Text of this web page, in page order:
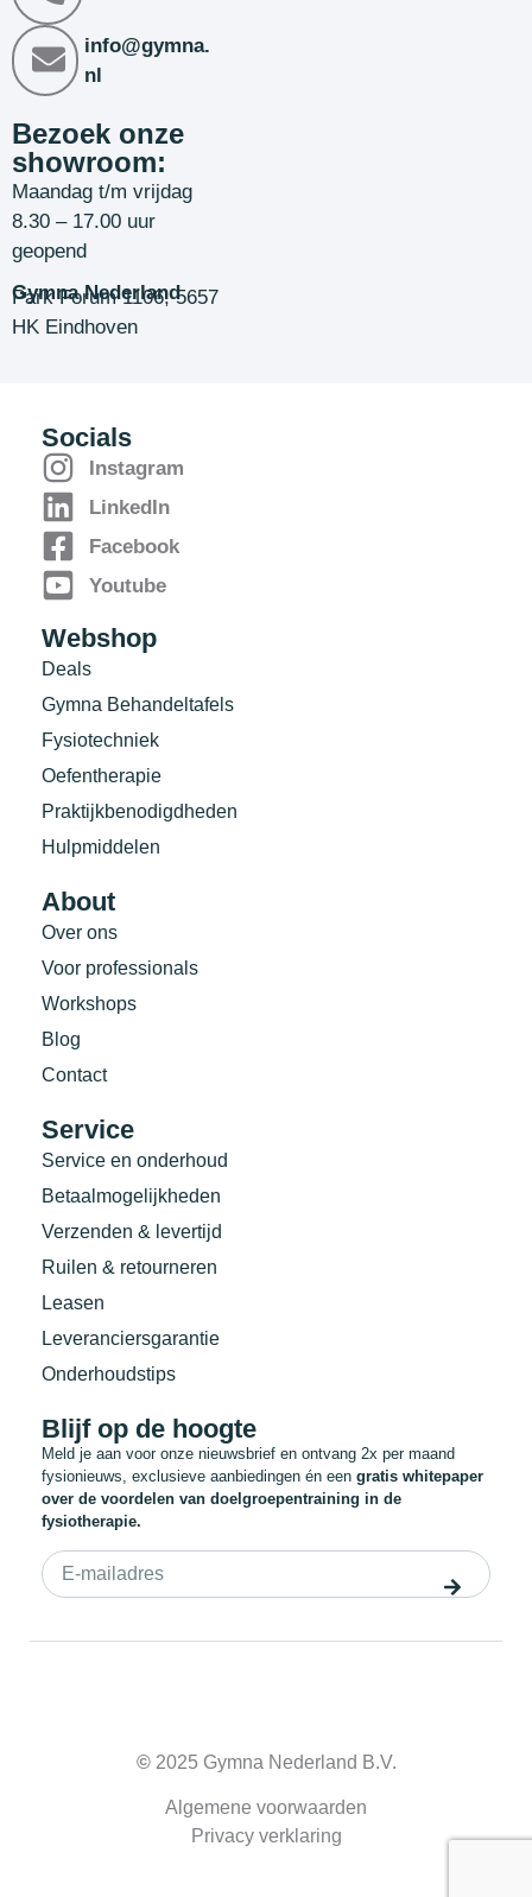
info@gymna.
nl
Bezoek onze
showroom:
Maandag t/m vrijdag
8.30 – 17.00 uur
geopend
Gymna Nederland
Park Forum 1106, 5657
HK Eindhoven
Socials
Instagram
LinkedIn
Facebook
Youtube
Webshop
Deals
Gymna Behandeltafels
Fysiotechniek
Oefentherapie
Praktijkbenodigdheden
Hulpmiddelen
About
Over ons
Voor professionals
Workshops
Blog
Contact
Service
Service en onderhoud
Betaalmogelijkheden
Verzenden & levertijd
Ruilen & retourneren
Leasen
Leveranciersgarantie
Onderhoudstips
Blijf op de hoogte
Meld je aan voor onze nieuwsbrief en ontvang 2x per maand
fysionieuws, exclusieve aanbiedingen én een gratis whitepaper
over de voordelen van doelgroepentraining in de
fysiotherapie.
© 2025 Gymna Nederland B.V.
Algemene voorwaarden
Privacy verklaring